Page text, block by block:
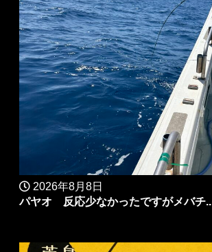
2026年8月8日
パヤオ 反応少なかったですがメバチ..